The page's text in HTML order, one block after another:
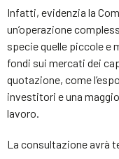
Infatti, evidenzia la
un’operazione
specie quelle piccole e
fondi sui mercati dei
quotazione, come
investitori e una
lavoro.
La consultazione avrà